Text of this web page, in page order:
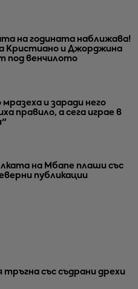
на годината наближава!
Кристиано и Джорджина
под венчилото
мразеха и заради него
правило, а сега играе в
на Мбапе плаши със
публикации
тръгна със съдрани дрехи